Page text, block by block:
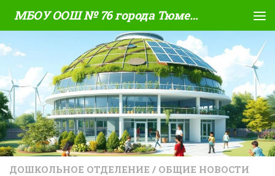
Skip to content МБОУ ООШ № 76 города Тюмени
ДОШКОЛЬНОЕ ОТДЕЛЕНИЕ / ОБЩИЕ НОВОСТИ